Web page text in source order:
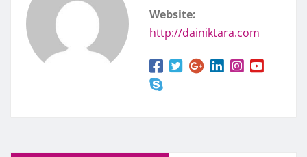
Website:
http://dainiktara.com